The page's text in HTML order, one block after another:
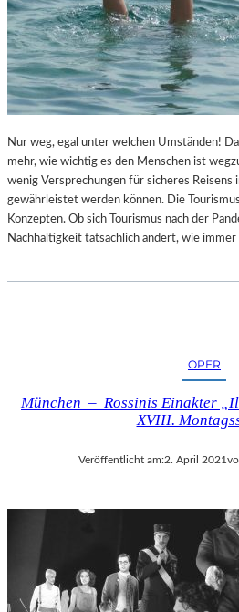
Nur weg, egal unter welchen Umständen!
mehr, wie wichtig es den Menschen ist
wenig Versprechungen für sicheres Reisens
gewährleistet werden können. Die
Konzepten. Ob sich Tourismus nach der
Nachhaltigkeit tatsächlich ändert, wie
OPER
München – Rossinis Einakter
XVIII.
Veröffentlicht am:2. April 2021